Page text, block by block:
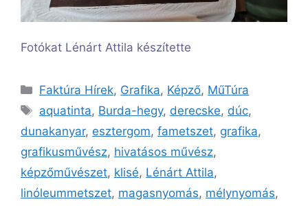
Fotókat Lénárt Attila készítette
Kategória
Faktúra Hírek, Grafika, Képző, MűTúra
Címkék
aquatinta, Burda-hegy, derecske, dúc,
dunakanyar, esztergom, fametszet, grafika,
grafikusművész, hivatásos művész,
képzőművészet, klisé, Lénárt Attila,
linóleummetszet, magasnyomás, mélynyomás,